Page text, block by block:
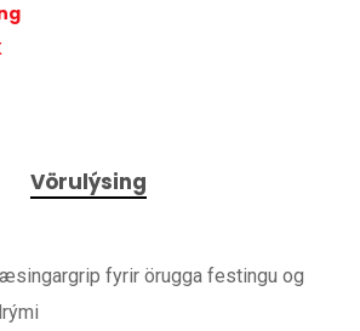
Vörulýsing
fyrir örugga festingu og